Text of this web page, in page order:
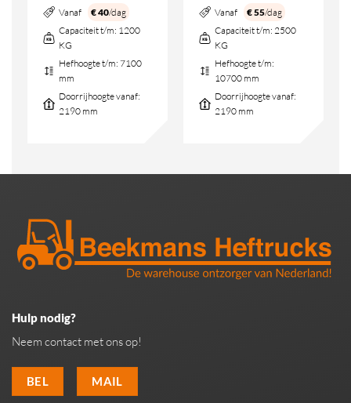
Vanaf € 40/dag
Capaciteit t/m: 1200
KG
Hefhoogte t/m: 7100
mm
Doorrijhoogte vanaf:
2190 mm
Vanaf € 55/dag
Capaciteit t/m: 2500
KG
Hefhoogte t/m:
10700 mm
Doorrijhoogte vanaf:
2190 mm
Hulp nodig?
Neem contact met ons op!
BEL MAIL